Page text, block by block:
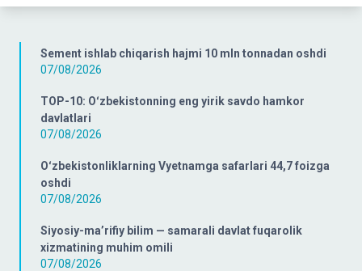
Sement ishlab chiqarish hajmi 10 mln tonnadan oshdi
07/08/2026
TOP-10: Oʻzbekistonning eng yirik savdo hamkor
davlatlari
07/08/2026
Oʻzbekistonliklarning Vyetnamga safarlari 44,7 foizga
oshdi
07/08/2026
Siyosiy-ma’rifiy bilim — samarali davlat fuqarolik
xizmatining muhim omili
07/08/2026